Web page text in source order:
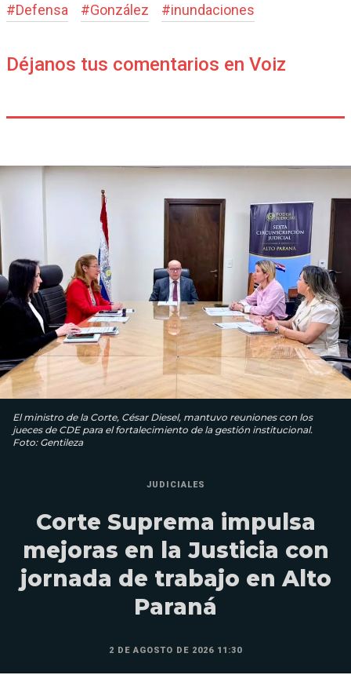
#Defensa #González #inundaciones
Déjanos tus comentarios en Voiz
El ministro de la Corte, César Diesel, mantuvo reuniones con los
jueces de CDE para el fortalecimiento de la gestión institucional.
Foto: Gentileza
JUDICIALES
Corte Suprema impulsa
mejoras en la Justicia con
jornada de trabajo en Alto
Paraná
2 DE AGOSTO DE 2026 11:30